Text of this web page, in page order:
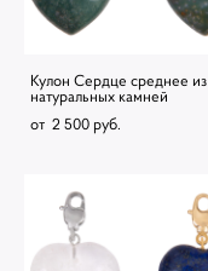
Кулон Сердце среднее из
натуральных камней
от 2 500 pуб.